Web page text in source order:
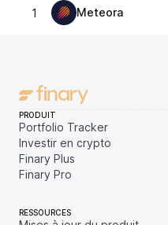
1 Meteora
PRODUIT
Portfolio Tracker
Investir en crypto
Finary Plus
Finary Pro
RESSOURCES